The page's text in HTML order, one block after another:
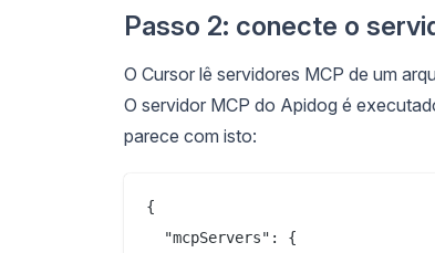
Passo 2: conecte o
O Cursor lê servidores MCP de um
O servidor MCP do Apidog é
parece com isto:
{
  "mcpServers": {